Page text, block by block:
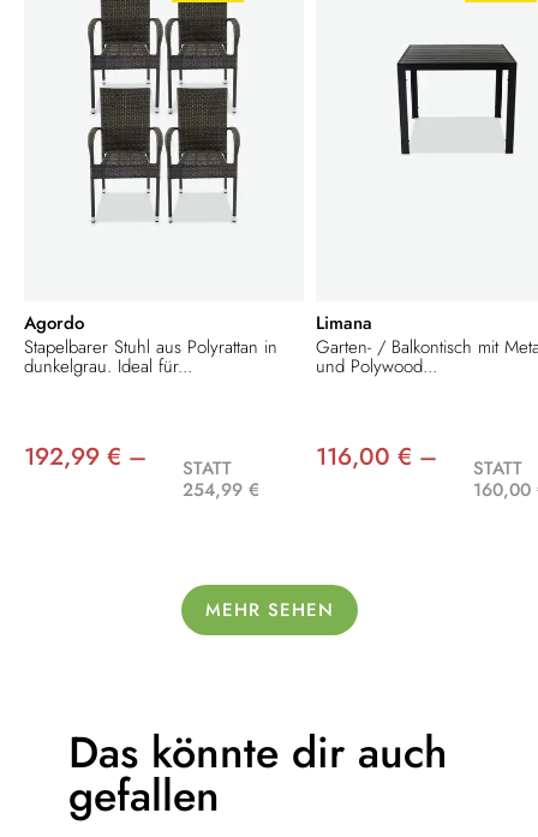
Agordo
Stapelbarer Stuhl aus Polyrattan in
dunkelgrau. Ideal für...
192,99 € –
STATT
254,99 €
Limana
Garten- / Balkontisch mit
und Polywood...
116,00 € –
STATT
160,00
MEHR SEHEN
Das könnte dir auch
gefallen